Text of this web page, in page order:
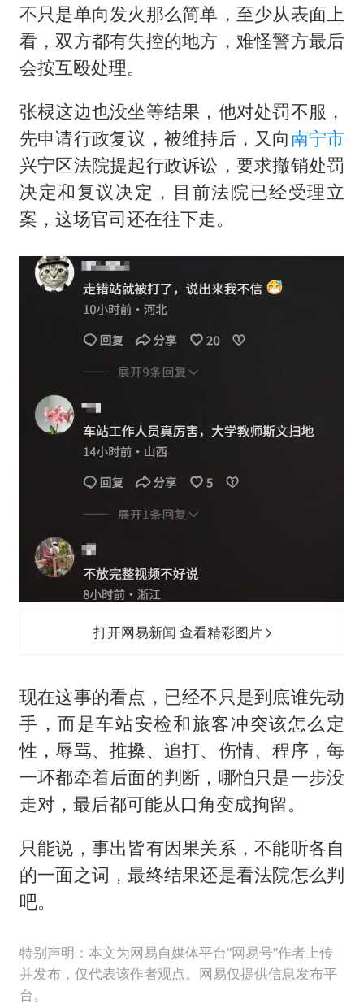
不只是单向发火那么简单，至少从表面上
看，双方都有失控的地方，难怪警方最后
会按互殴处理。
张棂这边也没坐等结果，他对处罚不服，
先申请行政复议，被维持后，又向南宁市
兴宁区法院提起行政诉讼，要求撤销处罚
决定和复议决定，目前法院已经受理立
案，这场官司还在往下走。
打开网易新闻 查看精彩图片
现在这事的看点，已经不只是到底谁先动
手，而是车站安检和旅客冲突该怎么定
性，辱骂、推搡、追打、伤情、程序，每
一环都牵着后面的判断，哪怕只是一步没
走对，最后都可能从口角变成拘留。
只能说，事出皆有因果关系，不能听各自
的一面之词，最终结果还是看法院怎么判
吧。
特别声明：本文为网易自媒体平台“网易号”作者上传
并发布，仅代表该作者观点。网易仅提供信息发布平
台。